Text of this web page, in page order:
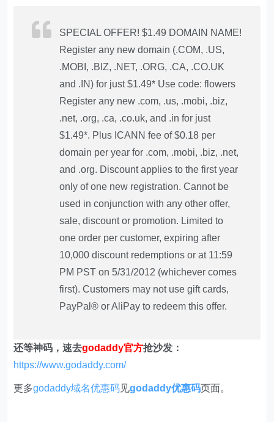
SPECIAL OFFER! $1.49 DOMAIN NAME!
Register any new domain (.COM, .US,
.MOBI, .BIZ, .NET, .ORG, .CA, .CO.UK
and .IN) for just $1.49* Use code: flowers
Register any new .com, .us, .mobi, .biz,
.net, .org, .ca, .co.uk, and .in for just
$1.49*. Plus ICANN fee of $0.18 per
domain per year for .com, .mobi, .biz, .net,
and .org. Discount applies to the first year
only of one new registration. Cannot be
used in conjunction with any other offer,
sale, discount or promotion. Limited to
one order per customer, expiring after
10,000 discount redemptions or at 11:59
PM PST on 5/31/2012 (whichever comes
first). Customers may not use gift cards,
PayPal® or AliPay to redeem this offer.
还等神码，速去godaddy官方抢沙发：
https://www.godaddy.com/
更多godaddy域名优惠码见godaddy优惠码页面。